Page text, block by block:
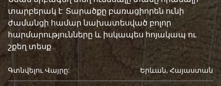
տարբերակ է: Տարածքը բառացիորեն ունի
ժամանցի համար նախատեսված բոլոր
հարմարությունները և իսկապես հոյակապ ու
շքեղ տեսք...
Գտնվելու Վայրը: Երևան, Հայաստան